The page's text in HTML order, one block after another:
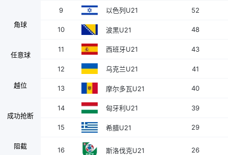
角球
任意球
越位
成功抢断
阻截
9 以色列U21 52
10 波黑U21 48
11 西班牙U21 43
12 乌克兰U21 41
13 摩尔多瓦U21 40
14 匈牙利U21 39
15 希腊U21 29
16 斯洛伐克U21 26